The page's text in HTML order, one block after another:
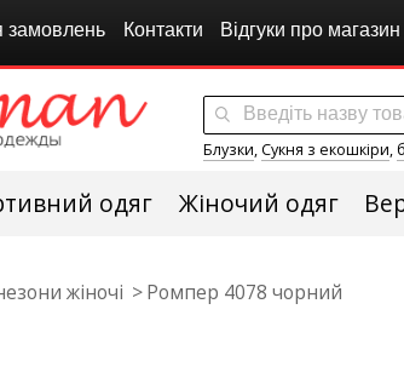
замовлень Контакти Відгуки про магазин
Блузки, Сукня з екошкіри,
одяг Жіночий одяг
жіночі Ромпер 4078 чорний